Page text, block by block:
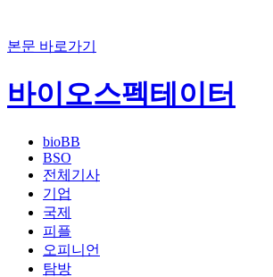
본문 바로가기
바이오스펙테이터
bioBB
BSO
전체기사
기업
국제
피플
오피니언
탐방